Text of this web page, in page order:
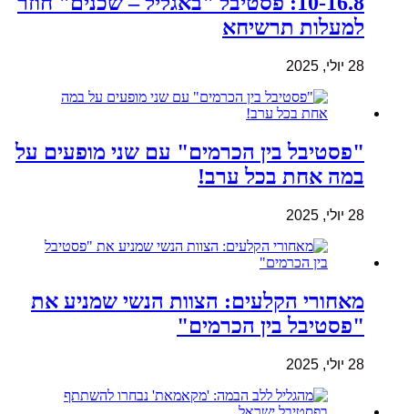
למעלות תרשיחא
28 יולי, 2025
"פסטיבל בין הכרמים" עם שני מופעים על
במה אחת בכל ערב!
28 יולי, 2025
מאחורי הקלעים: הצוות הנשי שמניע את
"פסטיבל בין הכרמים"
28 יולי, 2025